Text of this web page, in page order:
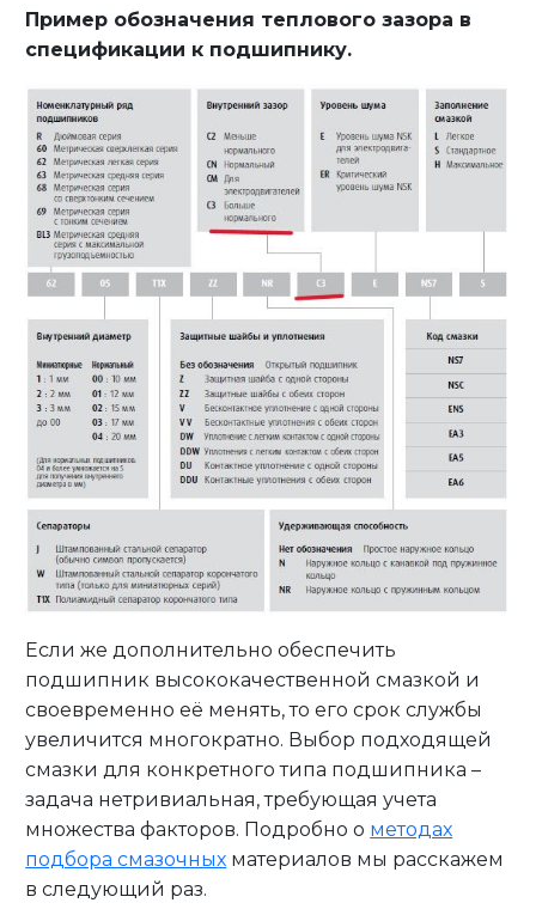
Пример обозначения теплового зазора в
спецификации к подшипнику.
Если же дополнительно обеспечить
подшипник высококачественной смазкой и
своевременно её менять, то его срок службы
увеличится многократно. Выбор подходящей
смазки для конкретного типа подшипника –
задача нетривиальная, требующая учета
множества факторов. Подробно о методах
подбора смазочных материалов мы расскажем
в следующий раз.